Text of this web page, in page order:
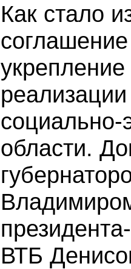
Как стало
социально-
области.
ВТБ